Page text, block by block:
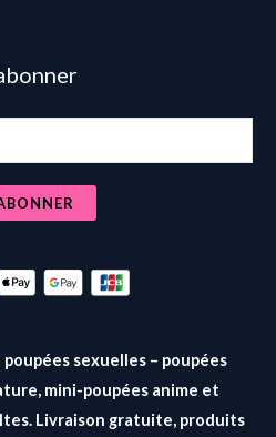
sexuelles – poupées
mini-poupées anime et
Livraison gratuite, produits